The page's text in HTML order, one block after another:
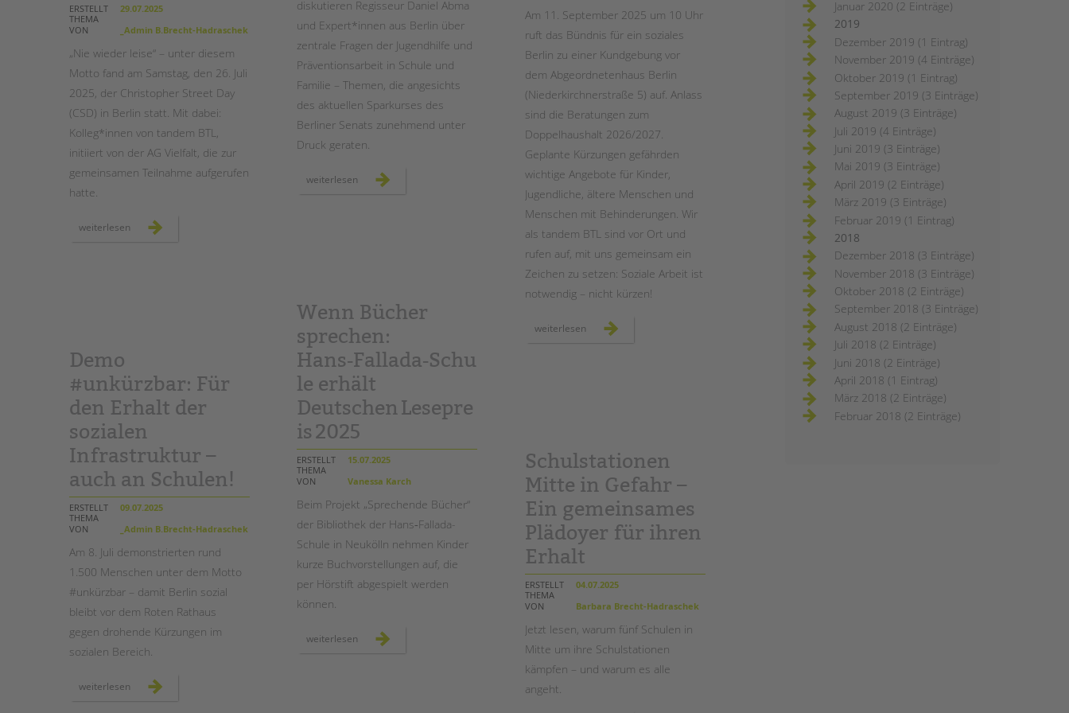
diskutieren Regisseur Daniel Abma
und Expert*innen aus Berlin über
zentrale Fragen der Jugendhilfe und
Präventionsarbeit in Schule und
Familie – Themen, die angesichts
des aktuellen Sparkurses des
Berliner Senats zunehmend unter
Druck geraten.
weiterlesen
Am 11. September 2025 um 10 Uhr
ruft das Bündnis für ein soziales
Berlin zu einer Kundgebung vor
dem Abgeordnetenhaus Berlin
(Niederkirchnerstraße 5) auf. Anlass
sind die Beratungen zum
Doppelhaushalt 2026/2027.
Geplante Kürzungen gefährden
wichtige Angebote für Kinder,
Jugendliche, ältere Menschen und
Menschen mit Behinderungen. Wir
als tandem BTL sind vor Ort und
rufen auf, mit uns gemeinsam ein
Zeichen zu setzen: Soziale Arbeit ist
notwendig – nicht kürzen!
weiterlesen kundgebung
ERSTELLT
29.07.2025
THEMA
VON
_Admin B.Brecht-Hadraschek
„Nie wieder leise“ – unter diesem
Motto fand am Samstag, den 26. Juli
2025, der Christopher Street Day
(CSD) in Berlin statt. Mit dabei:
Kolleg*innen von tandem BTL,
initiiert von der AG Vielfalt, die zur
gemeinsamen Teilnahme aufgerufen
hatte.
weiterlesen rückblick
Wenn Bücher
sprechen:
Hans‑Fallada‑Schu
le erhält
Deutschen Lesepre
is 2025
ERSTELLT
15.07.2025
THEMA
VON
Vanessa Karch
Beim Projekt „Sprechende Bücher“
der Bibliothek der Hans‑Fallada-
Schule in Neukölln nehmen Kinder
kurze Buchvorstellungen auf, die
per Hörstift abgespielt werden
können.
weiterlesen wenn
bücher
Demo
#unkürzbar: Für
den Erhalt der
sozialen
Infrastruktur –
auch an Schulen!
ERSTELLT
09.07.2025
THEMA
VON
_Admin B.Brecht-Hadraschek
Am 8. Juli demonstrierten rund
1.500 Menschen unter dem Motto
#unkürzbar – damit Berlin sozial
bleibt vor dem Roten Rathaus
gegen drohende Kürzungen im
sozialen Bereich.
weiterlesen demo
#unkürzbar:
Schulstationen
Mitte in Gefahr –
Ein gemeinsames
Plädoyer für ihren
Erhalt
ERSTELLT
04.07.2025
THEMA
VON
Barbara Brecht-Hadraschek
Jetzt lesen, warum fünf Schulen in
Mitte um ihre Schulstationen
kämpfen – und warum es alle
angeht.
Januar 2020 (2 Einträge)
2019
Dezember 2019 (1 Eintrag)
November 2019 (4 Einträge)
Oktober 2019 (1 Eintrag)
September 2019 (3 Einträge)
August 2019 (3 Einträge)
Juli 2019 (4 Einträge)
Juni 2019 (3 Einträge)
Mai 2019 (3 Einträge)
April 2019 (2 Einträge)
März 2019 (3 Einträge)
Februar 2019 (1 Eintrag)
2018
Dezember 2018 (3 Einträge)
November 2018 (3 Einträge)
Oktober 2018 (2 Einträge)
September 2018 (3 Einträge)
August 2018 (2 Einträge)
Juli 2018 (2 Einträge)
Juni 2018 (2 Einträge)
April 2018 (1 Eintrag)
März 2018 (2 Einträge)
Februar 2018 (2 Einträge)